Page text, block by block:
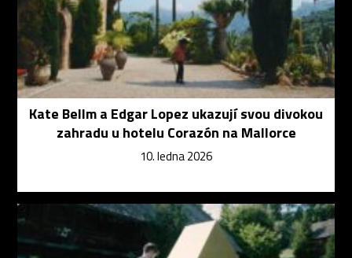
Kate Bellm a Edgar Lopez ukazují svou divokou
zahradu u hotelu Corazón na Mallorce
10. ledna 2026